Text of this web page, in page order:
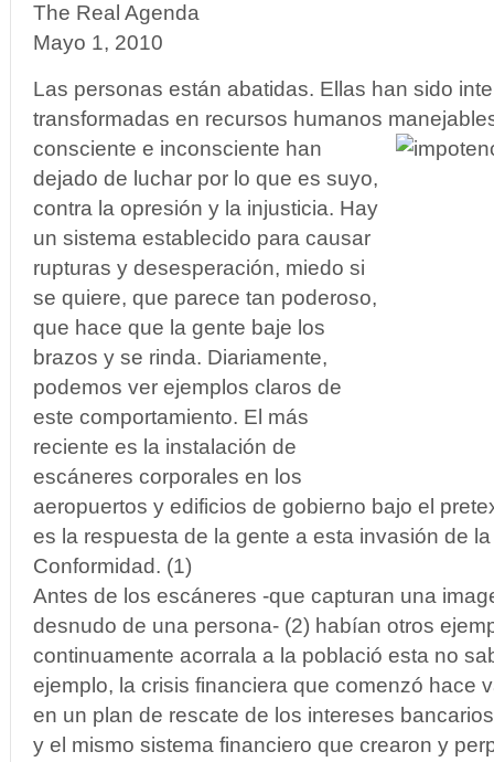
The Real Agenda
Mayo 1, 2010
Las personas están abatidas. Ellas han sido
transformadas en recursos humanos
consciente e inconsciente han
dejado de luchar por lo que es suyo,
contra la opresión y la injusticia. Hay
un sistema establecido para causar
rupturas y desesperación, miedo si
se quiere, que parece tan poderoso,
que hace que la gente baje los
brazos y se rinda. Diariamente,
podemos ver ejemplos claros de
este comportamiento. El más
reciente es la instalación de
escáneres corporales en los
aeropuertos y edificios de gobierno bajo el
es la respuesta de la gente a esta invasión de
Conformidad. (1)
Antes de los escáneres -que capturan una
desnudo de una persona- (2) habían otros
continuamente acorrala a la població esta no
ejemplo, la crisis financiera que comenzó hace
en un plan de rescate de los intereses
y el mismo sistema financiero que crearon y